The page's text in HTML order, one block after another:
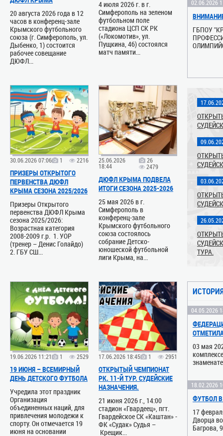
20 августа 2026 года в 12
часов в конференц-зале
Крымского футбольного
союза (г. Симферополь, ул.
Дыбенко, 1) состоится
рабочее совещание
ДЮФЛ...
4 июля 2026 г. в г.
Симферополь на зеленом
футбольном поле
стадиона ЦСП СК РК
(«Локомотив», ул.
Пущкина, 46) состоялся
матч памяти...
30.06.2026 07:06 1 2216
ПРИЗЕРЫ ОТКРЫТОГО
ПЕРВЕНСТВА ДЮФЛ
КРЫМА СЕЗОНА 2025/2026
Призеры Открытого
первенства ДЮФЛ Крыма
сезона 2025/2026:
Возрастная категория
2008-2009 г.р. 1. УОР
(тренер – Денис Голайдо)
2. ГБУ СШ...
25.06.2026
18:44
26
2479
ДЮФЛ КРЫМА ПОДВЕЛА
ИТОГИ СЕЗОНА 2025-2026
25 мая 2026 в г.
Симферополь в
конференц-зале
Крымского футбольного
союза состоялось
собрание Детско-
юношеской футбольной
лиги Крыма, на...
19.06.2026 11:21 1 2529
19 ИЮНЯ – ВСЕМИРНЫЙ
ДЕНЬ ДЕТСКОГО ФУТБОЛА
Учредила этот праздник
Организация
объединенных наций, для
привлечения молодежи к
спорту. Он отмечается 19
июня на основании
17.06.2026 18:45 1 2951
ОТКРЫТЫЙ ЧЕМПИОНАТ
РК. 11-Й ТУР. СУДЕЙСКИЕ
НАЗНАЧЕНИЯ.
21 июня 2026 г., 14:00
стадион «Гвардеец», пгт.
Гвардейское СК «Каштан» -
ФК «Судак» Судья –
Крещик...
02.06.2026
ГБПОУ
20.05.2026
ГБПОУ
года...
29.03.2026
КОМАНД
На
1-го
24.02.2026
ЧАСТИ
Крым
21.11.2025
КОМАНД
ИГР
21.11.2025
КОМАНД
На сайте
№ 1-6 к
ТУРА.
16.09.2024
14
Далекий
2000 г.
14.09.2024
КРЫМА –
дня
футбола
Крыму
04.05.2026
03 мая
18.02.2026
ФУТБОЛ
17
Дворца
Багрова,